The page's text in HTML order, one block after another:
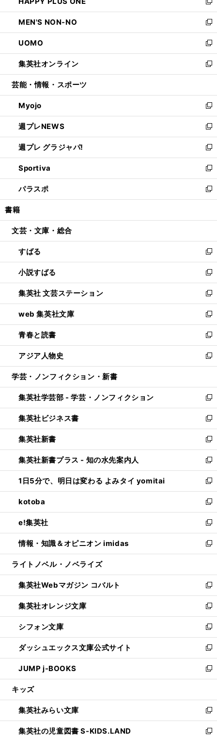
開
く
ド
ウ
で
開
く
ィ
ン
ド
ウ
で
開
く
い
ウ
ィ
ン
ド
ウ
で
開
新
し
い
ウ
ィ
ン
ド
ウ
開
く
MEN'S NON-NO
新
し
い
ウ
ィ
ン
ウ
で
開
く
UOMO
新
し
い
ウ
ン
ド
ウ
で
開
く
集英社オンライン
新
し
ウ
ィ
ン
ド
ウ
で
開
く
芸能・情報・スポーツ
Myojo
新
し
い
ウ
ィ
ン
ド
ウ
で
開
週プレNEWS
新
し
い
ウ
ィ
ン
ド
ウ
開
週プレ グラジャパ!
新
し
い
ウ
ィ
ン
ウ
開
く
Sportiva
新
し
い
ウ
ン
ウ
で
開
く
パラスポ
新
し
ウ
ン
ド
ウ
で
開
く
書籍
文芸・文庫・総合
すばる
新
し
い
ウ
ィ
ン
ド
ウ
で
開
く
小説すばる
新
し
い
ウ
ィ
ン
ド
ウ
で
開
集英社 文芸ステーション
新
し
い
ウ
ィ
ン
ド
ウ
開
く
web 集英社文庫
新
し
い
ウ
ィ
ン
ウ
で
開
く
青春と読書
新
し
い
ウ
ン
ド
ウ
で
開
く
アジア人物史
新
し
ウ
ィ
ン
ド
ウ
で
開
く
学芸・ノンフィクション・新書
集英社学芸部 - 学芸・ノンフィクション
新
し
い
ウ
ィ
ン
ド
ウ
で
開
く
集英社ビジネス書
新
し
い
ウ
ィ
ン
ド
ウ
で
開
く
集英社新書
新
し
い
ウ
ィ
ン
ド
ウ
で
開
く
集英社新書プラス - 知の水先案内人
新
し
い
ウ
ィ
ン
ド
ウ
で
開
1日5分で、明日は変わる よみタイ yomitai
新
し
い
ウ
ィ
ン
ド
ウ
開
く
kotoba
新
し
い
ウ
ィ
ン
ウ
で
開
く
e!集英社
新
し
い
ウ
ン
ド
ウ
で
開
く
情報・知識＆オピニオン imidas
新
し
ウ
ィ
ン
ド
ウ
で
開
く
ライトノベル・ノベライズ
集英社Webマガジン コバルト
新
し
い
ウ
ィ
ン
ド
ウ
で
開
集英社オレンジ文庫
新
し
い
ウ
ィ
ン
ド
ウ
開
く
シフォン文庫
新
し
い
ウ
ィ
ン
ウ
で
開
く
ダッシュエックス文庫公式サイト
新
し
い
ウ
ン
ド
ウ
で
JUMP j-BOOKS
新
し
ウ
ィ
ン
ド
キッズ
集英社みらい文庫
新
し
い
集英社の児童図書 S-KIDS.LAND
新